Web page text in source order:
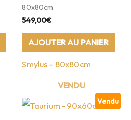
80x80cm
549,00€
AJOUTER AU PANIER
Smylus – 80x80cm
Vendu